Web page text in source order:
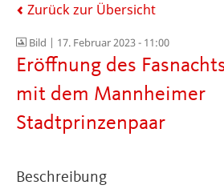
Zurück zur Übersicht
Bild | 17. Februar 2023 - 11:00
Eröffnung des
mit dem Mannheimer
Stadtprinzenpaar
Beschreibung